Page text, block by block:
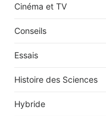
Cinéma et TV
Conseils
Essais
Histoire des Sciences
Hybride